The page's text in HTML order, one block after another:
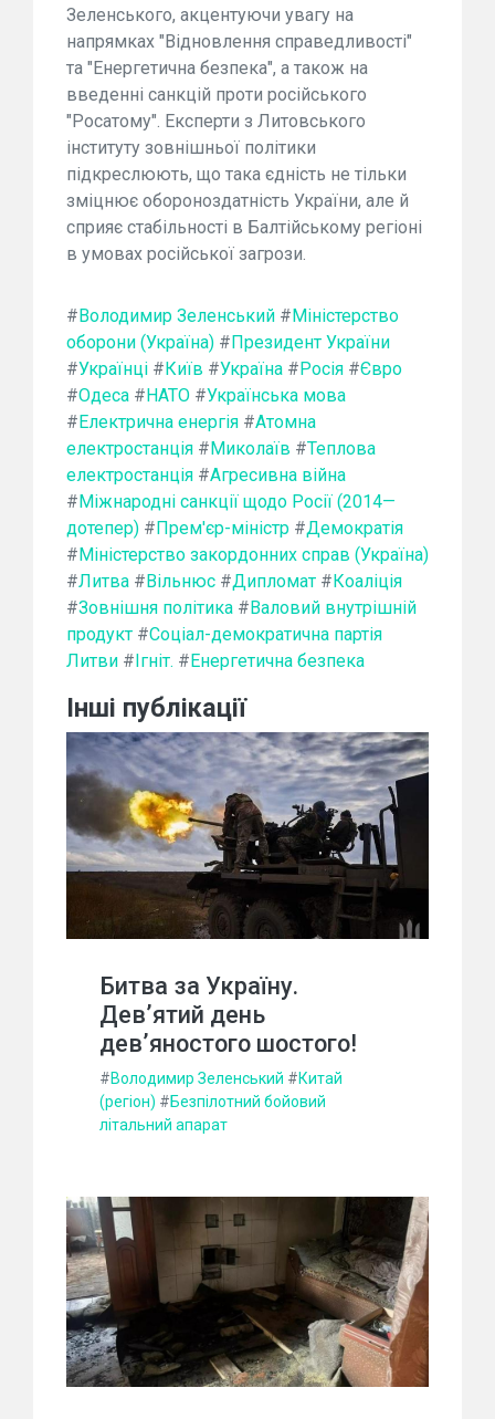
Зеленського, акцентуючи увагу на
напрямках "Відновлення справедливості"
та "Енергетична безпека", а також на
введенні санкцій проти російського
"Росатому". Експерти з Литовського
інституту зовнішньої політики
підкреслюють, що така єдність не тільки
зміцнює обороноздатність України, але й
сприяє стабільності в Балтійському регіоні
в умовах російської загрози.
#Володимир Зеленський #Міністерство
оборони (Україна) #Президент України
#Українці #Київ #Україна #Росія #Євро
#Одеса #НАТО #Українська мова
#Електрична енергія #Атомна
електростанція #Миколаїв #Теплова
електростанція #Агресивна війна
#Міжнародні санкції щодо Росії (2014—
дотепер) #Прем'єр-міністр #Демократія
#Міністерство закордонних справ (Україна)
#Литва #Вільнюс #Дипломат #Коаліція
#Зовнішня політика #Валовий внутрішній
продукт #Соціал-демократична партія
Литви #Ігніт. #Енергетична безпека
Інші публікації
Битва за Україну.
Дев’ятий день
дев’яностого шостого!
#Володимир Зеленський #Китай
(регіон) #Безпілотний бойовий
літальний апарат